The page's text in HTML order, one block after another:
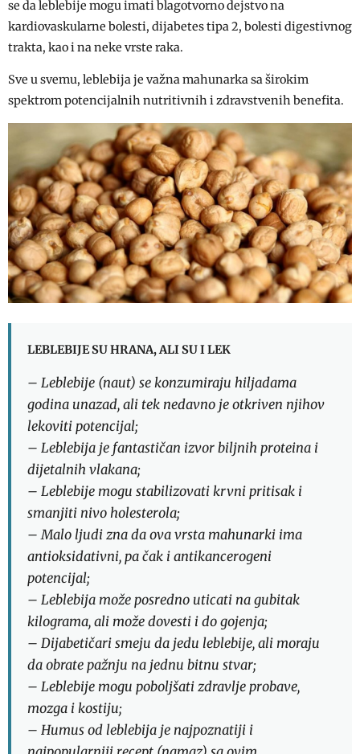
se da leblebije mogu imati blagotvorno dejstvo na
kardiovaskularne bolesti, dijabetes tipa 2, bolesti digestivnog
trakta, kao i na neke vrste raka.
Sve u svemu, leblebija je važna mahunarka sa širokim
spektrom potencijalnih nutritivnih i zdravstvenih benefita.
LEBLEBIJE SU HRANA, ALI SU I LEK
– Leblebije (naut) se konzumiraju hiljadama
godina unazad, ali tek nedavno je otkriven njihov
lekoviti potencijal;
– Leblebija je fantastičan izvor biljnih proteina i
dijetalnih vlakana;
– Leblebije mogu stabilizovati krvni pritisak i
smanjiti nivo holesterola;
– Malo ljudi zna da ova vrsta mahunarki ima
antioksidativni, pa čak i antikancerogeni
potencijal;
– Leblebija može posredno uticati na gubitak
kilograma, ali može dovesti i do gojenja;
– Dijabetičari smeju da jedu leblebije, ali moraju
da obrate pažnju na jednu bitnu stvar;
– Leblebije mogu poboljšati zdravlje probave,
mozga i kostiju;
– Humus od leblebija je najpoznatiji i